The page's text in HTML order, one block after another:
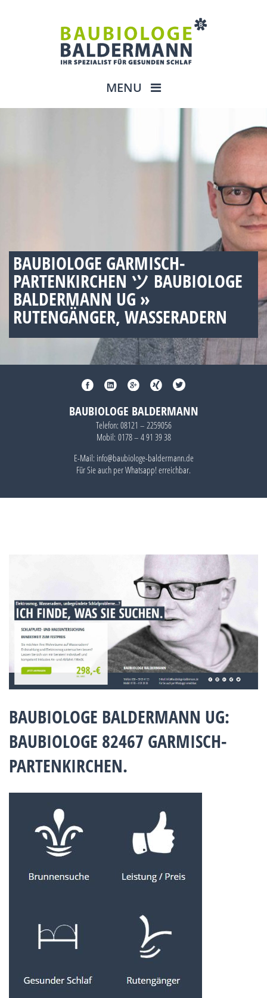
MENU
BAUBIOLOGE GARMISCH-
PARTENKIRCHEN ツ BAUBIOLOGE
BALDERMANN UG »
RUTENGÄNGER, WASSERADERN
BAUBIOLOGE BALDERMANN
Telefon: 08121 – 2259056
Mobil: 0178 – 4 91 39 38
E-Mail: info@baubiologe-baldermann.de
Für Sie auch perWhatsapp!erreichbar.
BAUBIOLOGE BALDERMANN UG:
BAUBIOLOGE 82467 GARMISCH-
PARTENKIRCHEN.